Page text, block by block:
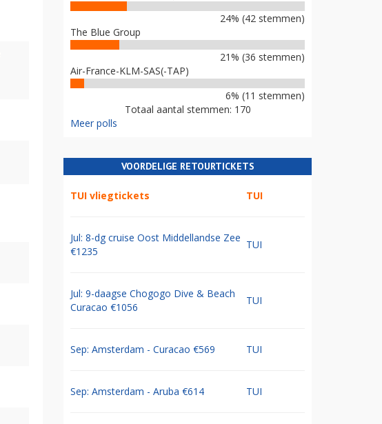
24% (42 stemmen)
The Blue Group
21% (36 stemmen)
Air-France-KLM-SAS(-TAP)
6% (11 stemmen)
Totaal aantal stemmen: 170
Meer polls
VOORDELIGE RETOURTICKETS
TUI vliegtickets TUI
Jul: 8-dg cruise Oost Middellandse Zee
€1235
TUI
Jul: 9-daagse Chogogo Dive & Beach
Curacao €1056
TUI
Sep: Amsterdam - Curacao €569 TUI
Sep: Amsterdam - Aruba €614 TUI